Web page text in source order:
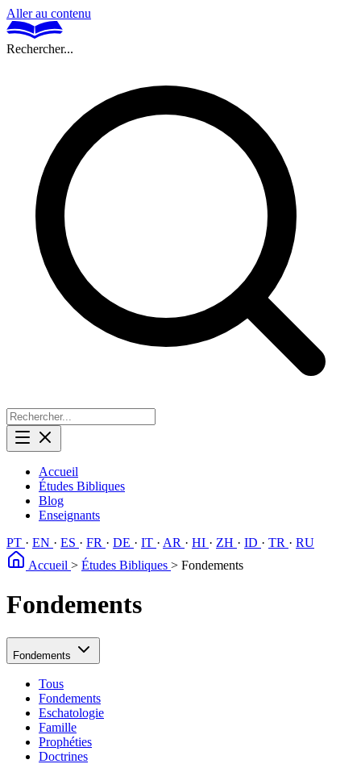
Aller au contenu
Rechercher...
Accueil
Études Bibliques
Blog
Enseignants
PT · EN · ES · FR · DE · IT · AR · HI · ZH · ID · TR · RU
Accueil > Études Bibliques > Fondements
Fondements
Fondements
Tous
Fondements
Eschatologie
Famille
Prophéties
Doctrines